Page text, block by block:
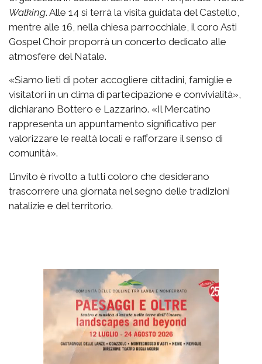
Walking. Alle 14 si terrà la visita guidata del Castello,
mentre alle 16, nella chiesa parrocchiale, il coro Asti
Gospel Choir proporrà un concerto dedicato alle
atmosfere del Natale.
«Siamo lieti di poter accogliere cittadini, famiglie e
visitatori in un clima di partecipazione e convivialità»,
dichiarano Bottero e Lazzarino. «Il Mercatino
rappresenta un appuntamento significativo per
valorizzare le realtà locali e rafforzare il senso di
comunità».
L’invito è rivolto a tutti coloro che desiderano
trascorrere una giornata nel segno delle tradizioni
natalizie e del territorio.